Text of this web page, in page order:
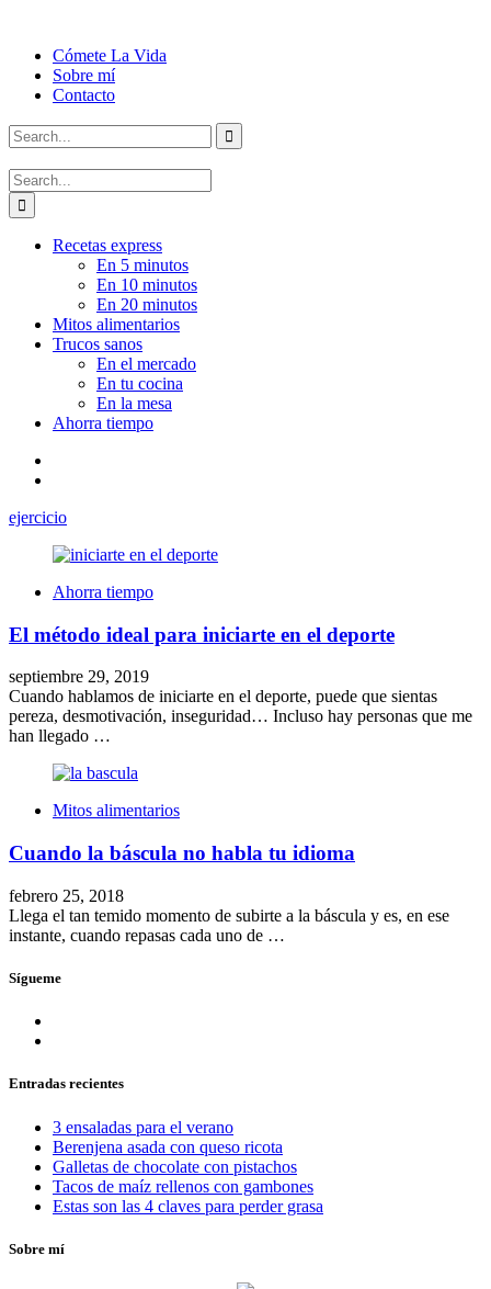
Cómete La Vida
Sobre mí
Contacto
Recetas express
En 5 minutos
En 10 minutos
En 20 minutos
Mitos alimentarios
Trucos sanos
En el mercado
En tu cocina
En la mesa
Ahorra tiempo
ejercicio
Ahorra tiempo
El método ideal para iniciarte en el deporte
septiembre 29, 2019
Cuando hablamos de iniciarte en el deporte, puede que sientas
pereza, desmotivación, inseguridad… Incluso hay personas que me
han llegado …
Mitos alimentarios
Cuando la báscula no habla tu idioma
febrero 25, 2018
Llega el tan temido momento de subirte a la báscula y es, en ese
instante, cuando repasas cada uno de …
Sígueme
Entradas recientes
3 ensaladas para el verano
Berenjena asada con queso ricota
Galletas de chocolate con pistachos
Tacos de maíz rellenos con gambones
Estas son las 4 claves para perder grasa
Sobre mí